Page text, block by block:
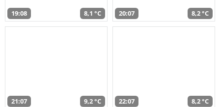
19:08 8,1 °C 20:07 8,2 °C
21:07 9,2 °C 22:07 8,2 °C